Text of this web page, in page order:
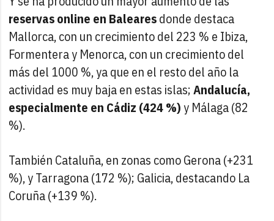
reservas online en Balearesdonde destaca
Mallorca, con un crecimiento del 223 % e Ibiza,
Formentera y Menorca, con un crecimiento del
más del 1000 %, ya que en el resto del año la
actividad es muy baja en estas islas;Andalucía,
especialmente en Cádiz (424 %)y Málaga (82
%).
También Cataluña, en zonas como Gerona (+231
%), y Tarragona (172 %); Galicia, destacando La
Coruña (+139 %).